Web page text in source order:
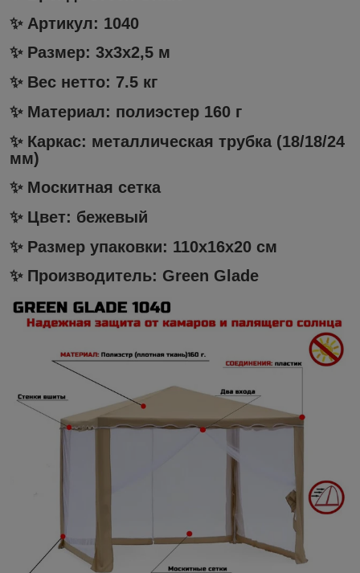
✨ Артикул: 1040
✨ Размер: 3х3х2,5 м
✨ Вес нетто: 7.5 кг
✨ Материал: полиэстер 160 г
✨ Каркас: металлическая трубка (18/18/24
мм)
✨ Москитная сетка
✨ Цвет: бежевый
✨ Размер упаковки: 110х16х20 см
✨ Производитель: Green Glade